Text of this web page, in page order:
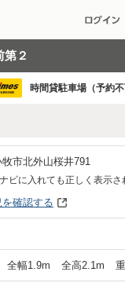
第２
時間貸駐車場（予約不
市北外山桜井791
ビに入れても正しく表示さ
確認する
全幅1.9m 全高2.1m